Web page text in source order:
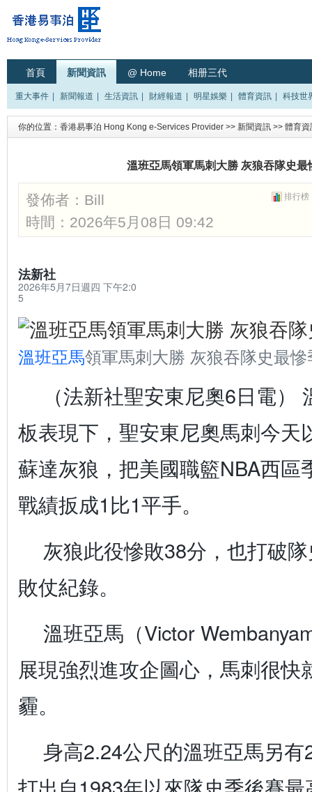
首頁 新聞資訊 @ Home 相册三代
重大事件 新聞報道 生活資訊 財經報道 明星娛樂 體育資訊 科技世
你的位置： 香港易事泊 Hong Kong e-Services Provider >> 新聞資訊 >> 體育資
溫班亞馬領軍馬刺大勝 灰狼吞隊史最
排行榜
發佈者： Bill
時間：2026年5月08日 09:42
法新社
2026年5月7日週四 下午2:0
5
溫班亞馬領軍馬刺大勝 灰狼吞隊史最
（法新社聖安東尼奧6日電）
板表現下，聖安東尼奧馬刺今天
蘇達灰狼，把美國職籃NBA西區
戰績扳成1比1平手。
灰狼此役慘敗38分，也打破
敗仗紀錄。
溫班亞馬（Victor
展現強烈進攻企圖心，馬刺很快
霾。
身高2.24公尺的溫班亞馬另